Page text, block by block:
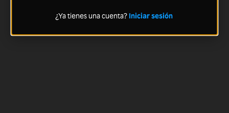
¿Ya tienes una cuenta? Iniciar sesión